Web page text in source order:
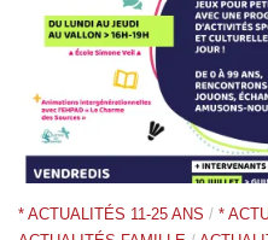
* ACTUALITÉS 11-25 ANS / *